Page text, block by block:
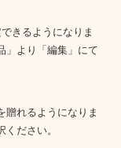
きるようになりま
」より「編集」にて
贈れるようになりま
ださい。